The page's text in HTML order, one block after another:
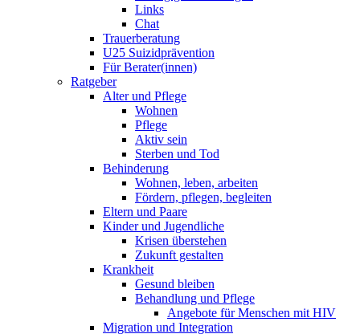
Links
Chat
Trauerberatung
U25 Suizidprävention
Für Berater(innen)
Ratgeber
Alter und Pflege
Wohnen
Pflege
Aktiv sein
Sterben und Tod
Behinderung
Wohnen, leben, arbeiten
Fördern, pflegen, begleiten
Eltern und Paare
Kinder und Jugendliche
Krisen überstehen
Zukunft gestalten
Krankheit
Gesund bleiben
Behandlung und Pflege
Angebote für Menschen mit HIV
Migration und Integration